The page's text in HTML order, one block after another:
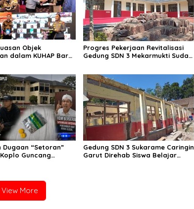
Objek
dalam KUHAP Baru,
Progres Pekerjaan Revitalisasi
Gedung SDN 3 Mekarmukti Sudah
Dugaan “Setoran”
Guncang
Gedung SDN 3 Sukarame Caringin
Garut Direhab Siswa Belajar
View More